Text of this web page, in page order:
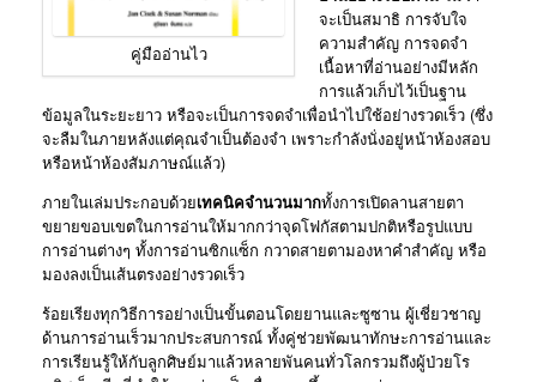
คู่มืออ่านไว
จะเป็นสมาธิ การจับใจ
ความสําคัญ การจดจํา
เนื้อหาที่อ่านอย่างมีหลัก
การแล้วเก็บไว้เป็นฐาน
ข้อมูลในระยะยาว หรือจะเป็นการจดจําเพื่อนําไปใช้อย่างรวดเร็ว (ซึ่ง
จะลืมในภายหลังแต่คุณจําเป็นต้องจํา เพราะกําลังนั่งอยู่หน้าห้องสอบ
หรือหน้าห้องสัมภาษณ์แล้ว)
ภายในเล่มประกอบด้วยเทคนิคจํานวนมากทั้งการเปิดลานสายตา
ขยายขอบเขตในการอ่านให้มากกว่าจุดโฟกัสตามปกติหรือรูปแบบ
การอ่านต่างๆ ทั้งการอ่านซิกแซ็ก กวาดสายตามองหาคําสําคัญ หรือ
มองลงเป็นเส้นตรงอย่างรวดเร็ว
ร้อยเรียงทุกวิธีการอย่างเป็นขั้นตอนโดยยานและซูซาน ผู้เชี่ยวชาญ
ด้านการอ่านเร็วมากประสบการณ์ ทั้งคู่ช่วยพัฒนาทักษะการอ่านและ
การเรียนรู้ให้กับลูกศิษย์มาแล้วหลายพันคนทั่วโลกรวมถึงผู้ป่วยโร